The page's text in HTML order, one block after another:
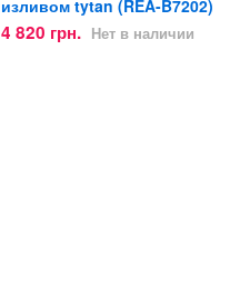
изливом tytan (REA-B7202)
4 820 грн. Нет в наличии